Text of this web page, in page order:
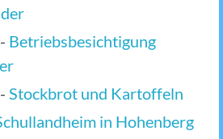
- Betriebsbesichtigung
- Stockbrot und Kartoffeln
in Hohenberg